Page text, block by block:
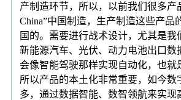
产制造环节，所以，以前我们很多产
China”中国制造，生产制造这些产品
国的。需要进行战术设计，尤其是我
新能源汽车、光伏、动力电池出口数
会像智能驾驶那样实现自动化，也就
所以产品的本土化非常重要，如今数
多，通过数据智能、数智领航来实现